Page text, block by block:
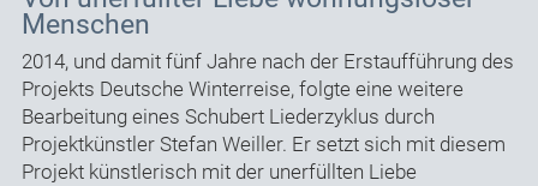
Menschen
2014, und damit fünf Jahre nach der Erstaufführung des
Projekts Deutsche Winterreise, folgte eine weitere
Bearbeitung eines Schubert Liederzyklus durch
Projektkünstler Stefan Weiller. Er setzt sich mit diesem
Projekt künstlerisch mit der unerfüllten Liebe